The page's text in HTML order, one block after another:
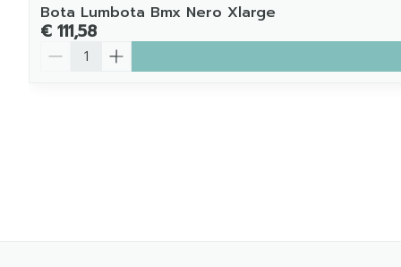
Bota Lumbota Bmx Nero Xlarge
€ 111,58
Aantal